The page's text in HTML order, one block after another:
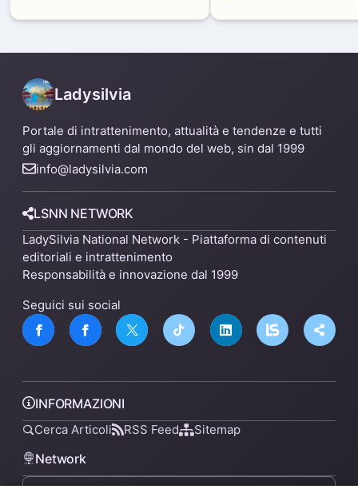
alternative
Ladysilvia
Portale di intrattenimento, attualità e tendenze e tutti
gli aggiornamenti dal mondo del web, sin dal 1999
info@ladysilvia.com
LSNN NETWORK
LadySilvia National Network - Piattaforma di contenuti
editoriali e intrattenimento
Responsabilità e innovazione dal 1999
Seguici sui social
INFORMAZIONI
Cerca Articoli RSS Feed Sitemap
Network